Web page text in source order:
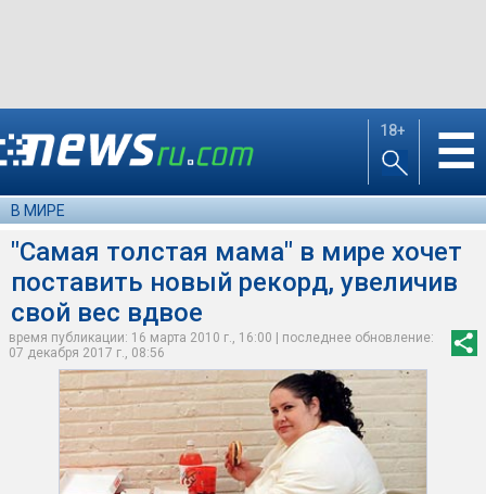
18+ ☰
В МИРЕ
"Самая толстая мама" в мире хочет
поставить новый рекорд, увеличив
свой вес вдвое
время публикации: 16 марта 2010 г., 16:00 | последнее обновление:
07 декабря 2017 г., 08:56